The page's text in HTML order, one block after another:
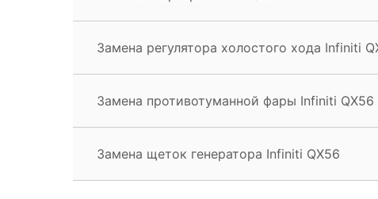
Замена регулятора холостого хода Infiniti
Замена противотуманной фары Infiniti QX56
Замена щеток генератора Infiniti QX56